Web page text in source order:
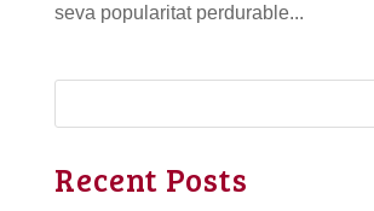
seva popularitat perdurable...
Recent Posts